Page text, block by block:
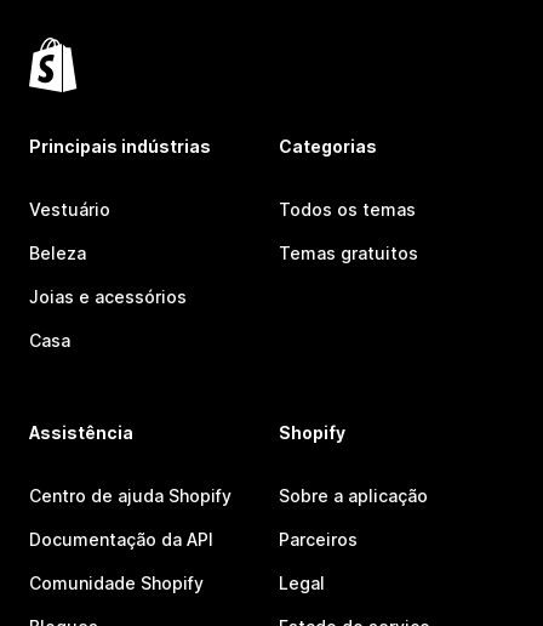
Principais indústrias
Vestuário
Beleza
Joias e acessórios
Casa
Categorias
Todos os temas
Temas gratuitos
Assistência
Centro de ajuda Shopify
Documentação da API
Comunidade Shopify
Shopify
Sobre a aplicação
Parceiros
Legal